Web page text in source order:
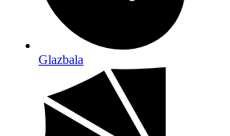
Glazbala